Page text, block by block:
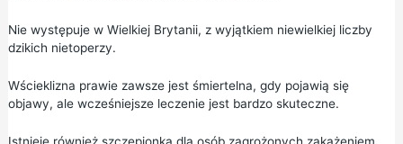
Nie występuje w Wielkiej Brytanii, z wyjątkiem niewielkiej liczby
dzikich nietoperzy.
Wścieklizna prawie zawsze jest śmiertelna, gdy pojawią się
objawy, ale wcześniejsze leczenie jest bardzo skuteczne.
Istnieje również szczepionka dla osób zagrożonych zakażeniem.